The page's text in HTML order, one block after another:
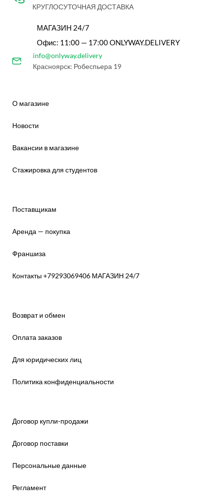
КРУГЛОСУТОЧНАЯ ДОСТАВКА
МАГАЗИН 24/7
Офис: 11:00 — 17:00 ONLYWAY.DELIVERY
info@onlyway.delivery
Красноярск: Робеспьера 19
О магазине
Новости
Вакансии в магазине
Стажировка для студентов
Поставщикам
Аренда — покупка
Франшиза
Контакты +79293069406 МАГАЗИН 24/7
Возврат и обмен
Оплата заказов
Для юридических лиц
Политика конфиденциальности
Договор купли-продажи
Договор поставки
Персональные данные
Регламент